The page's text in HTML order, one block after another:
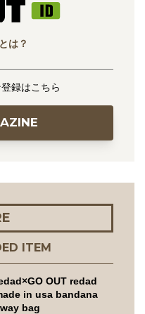
は？
録はこちら
ITEM
OUT redad
in usa bandana
bag